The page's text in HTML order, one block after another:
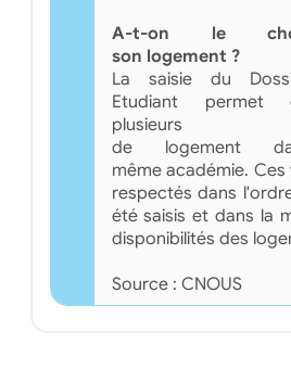
A-t-on le
son logement ?
La saisie du
Etudiant permet
plusieurs
de logement
même académie.
respectés dans
été saisis et dans la
disponibilités des
Source : CNOUS